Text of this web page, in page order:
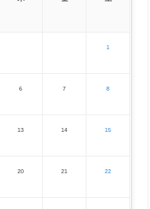
1
6 7 8
13 14 15
20 21 22